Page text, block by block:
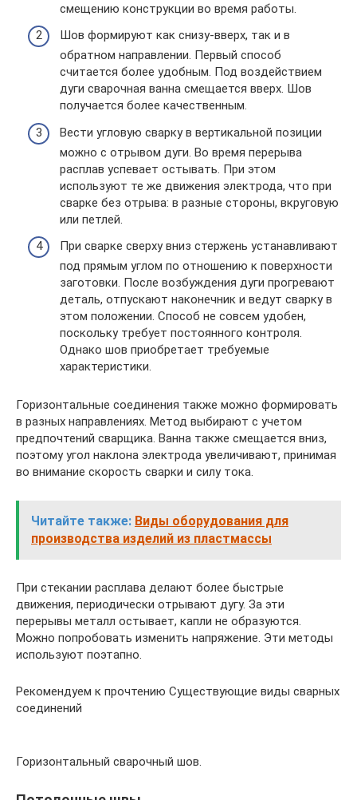
смещению конструкции во время работы.
Шов формируют как снизу-вверх, так и в
обратном направлении. Первый способ
считается более удобным. Под воздействием
дуги сварочная ванна смещается вверх. Шов
получается более качественным.
Вести угловую сварку в вертикальной позиции
можно с отрывом дуги. Во время перерыва
расплав успевает остывать. При этом
используют те же движения электрода, что при
сварке без отрыва: в разные стороны, вкруговую
или петлей.
При сварке сверху вниз стержень устанавливают
под прямым углом по отношению к поверхности
заготовки. После возбуждения дуги прогревают
деталь, отпускают наконечник и ведут сварку в
этом положении. Способ не совсем удобен,
поскольку требует постоянного контроля.
Однако шов приобретает требуемые
характеристики.
Горизонтальные соединения также можно формировать
в разных направлениях. Метод выбирают с учетом
предпочтений сварщика. Ванна также смещается вниз,
поэтому угол наклона электрода увеличивают, принимая
во внимание скорость сварки и силу тока.
Читайте также: Виды оборудования для
производства изделий из пластмассы
При стекании расплава делают более быстрые
движения, периодически отрывают дугу. За эти
перерывы металл остывает, капли не образуются.
Можно попробовать изменить напряжение. Эти методы
используют поэтапно.
Рекомендуем к прочтению Существующие виды сварных
соединений
Горизонтальный сварочный шов.